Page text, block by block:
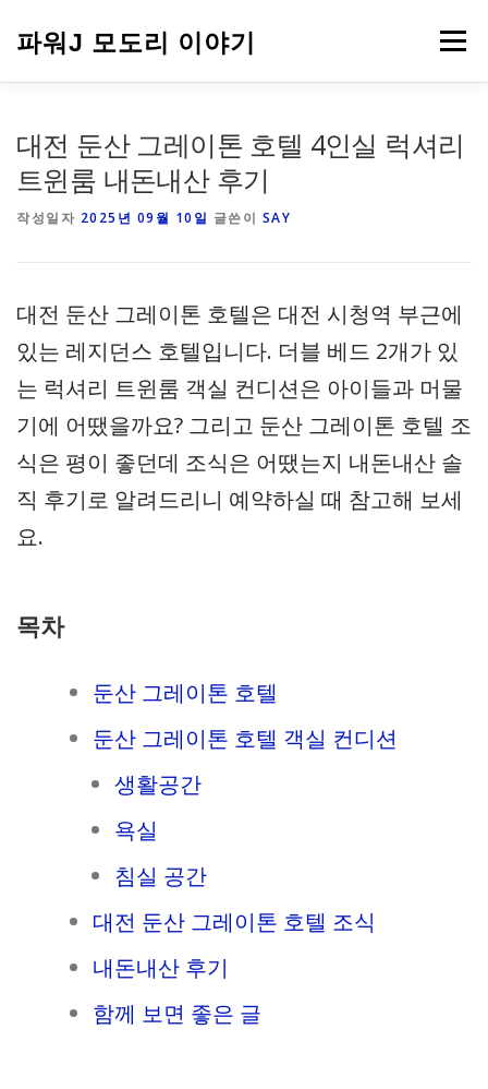
파워J 모도리 이야기 메뉴
대전 둔산 그레이톤 호텔 4인실 럭셔리
트윈룸 내돈내산 후기
작성일자 2025년 09월 10일 글쓴이 SAY
대전 둔산 그레이톤 호텔은 대전 시청역 부근에
있는 레지던스 호텔입니다. 더블 베드 2개가 있
는 럭셔리 트윈룸 객실 컨디션은 아이들과 머물
기에 어땠을까요? 그리고 둔산 그레이톤 호텔 조
식은 평이 좋던데 조식은 어땠는지 내돈내산 솔
직 후기로 알려드리니 예약하실 때 참고해 보세
요.
목차
둔산 그레이톤 호텔
둔산 그레이톤 호텔 객실 컨디션
생활공간
욕실
침실 공간
대전 둔산 그레이톤 호텔 조식
내돈내산 후기
함께 보면 좋은 글